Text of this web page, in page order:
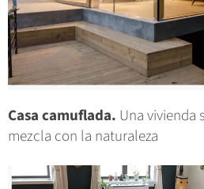
Casa camuflada. Una vivienda
mezcla con la naturaleza